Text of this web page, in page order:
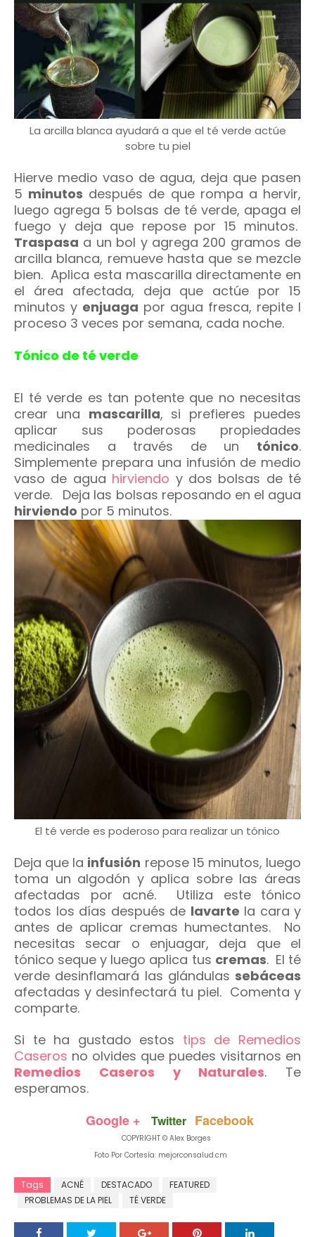
La arcilla blanca ayudará a que el té verde actúe
sobre tu piel
Hierve medio vaso de agua, deja que pasen
5 minutos después de que rompa a hervir,
luego agrega 5 bolsas de té verde, apaga el
fuego y deja que repose por 15 minutos.
Traspasa a un bol y agrega 200 gramos de
arcilla blanca, remueve hasta que se mezcle
bien. Aplica esta mascarilla directamente en
el área afectada, deja que actúe por 15
minutos y enjuaga por agua fresca, repite l
proceso 3 veces por semana, cada noche.
Tónico de té verde
El té verde es tan potente que no necesitas
crear una mascarilla, si prefieres puedes
aplicar sus poderosas propiedades
medicinales a través de un tónico.
Simplemente prepara una infusión de medio
vaso de agua hirviendo y dos bolsas de té
verde. Deja las bolsas reposando en el agua
hirviendo por 5 minutos.
El té verde es poderoso para realizar un tónico
Deja que la infusión repose 15 minutos, luego
toma un algodón y aplica sobre las áreas
afectadas por acné. Utiliza este tónico
todos los días después de lavarte la cara y
antes de aplicar cremas humectantes. No
necesitas secar o enjuagar, deja que el
tónico seque y luego aplica tus cremas. El té
verde desinflamará las glándulas sebáceas
afectadas y desinfectará tu piel. Comenta y
comparte.
Si te ha gustado estos tips de Remedios
Caseros no olvides que puedes visitarnos en
Remedios Caseros y Naturales. Te
esperamos.
Google + Twitter Facebook
COPYRIGHT © Alex Borges
Foto Por Cortesía: mejorconsalud.cm
Tags ACNÉ DESTACADO
FEATURED
PROBLEMAS DE LA PIEL
TÉ VERDE